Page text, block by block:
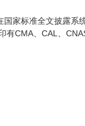
家标准全文披露系
有CMA、CAL、